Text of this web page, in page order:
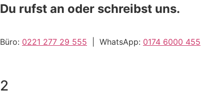
Du rufst an oder schreibst uns.
Büro: 0221 277 29 555 | WhatsApp: 0174 6000 455
2